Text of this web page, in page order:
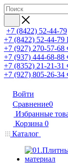
+7 (8422) 52-44-79
+7 (8422) 52-44-79
+7 (927) 270-57-68
+7 (937) 444-68-88
+7 (8352) 21-21-31
+7 (927) 805-26-34
Войти
Сравнение0
Избранные
Корзина 0
Каталог